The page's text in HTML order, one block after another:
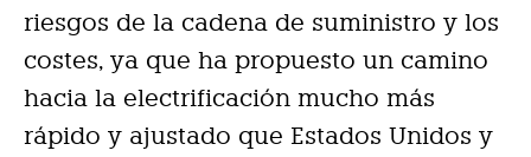
riesgos de la cadena de suministro y los
costes, ya que ha propuesto un camino
hacia la electrificación mucho más
rápido y ajustado que Estados Unidos y